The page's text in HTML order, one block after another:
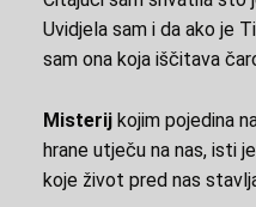
Uvidjela sam i da ako je
sam ona koja iščitava
Misterijkojim pojedina
hrane utječu na nas, isti
koje život pred nas